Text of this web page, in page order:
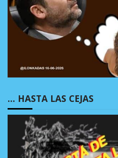
… HASTA LAS CEJAS